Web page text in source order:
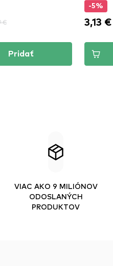
€
Pridať
-5%
3,13 €
VIAC AKO 9 MILIÓNOV
ODOSLANÝCH
PRODUKTOV